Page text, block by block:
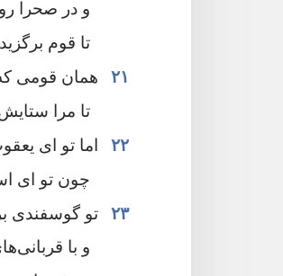
و در صحرا
تا قوم
۲۱
همان قومی
تا مرا
۲۲ اما تو ای
چون تو ای
۲۳
تو گوسفندی
و با